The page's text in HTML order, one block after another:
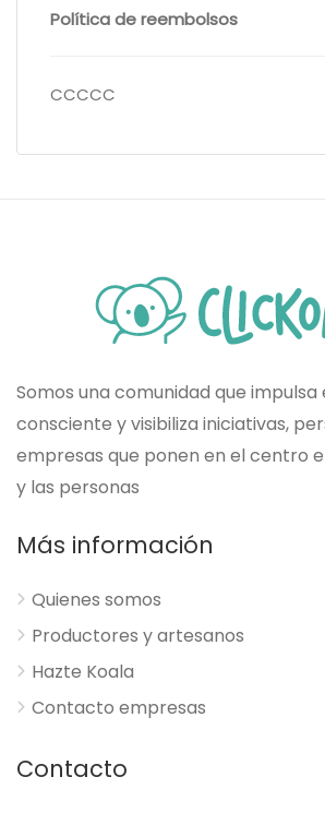
Política de reembolsos
CCCCC
Somos una comunidad que impulsa
consciente y visibiliza iniciativas,
empresas que ponen en el centro
y las personas
Más información
Quienes somos
Productores y artesanos
Hazte Koala
Contacto empresas
Contacto